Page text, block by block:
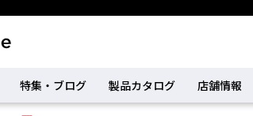
特集・ブログ 製品カタログ 店舗情報